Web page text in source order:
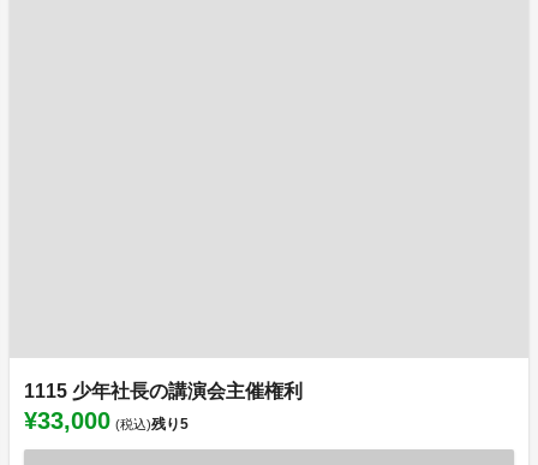
1115 少年社長の講演会主催権利
¥33,000 (税込)残り5